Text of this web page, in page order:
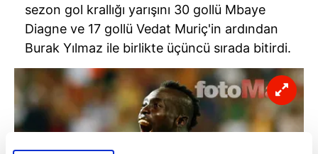
sezon gol krallığı yarışını 30 gollü Mbaye
Diagne ve 17 gollü Vedat Muriç'in ardından
Burak Yılmaz ile birlikte üçüncü sırada bitirdi.